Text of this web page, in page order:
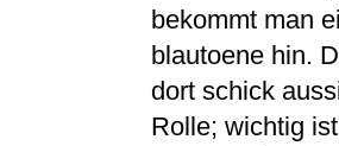
bekommt man
blautoene hin.
dort schick
Rolle; wichtig